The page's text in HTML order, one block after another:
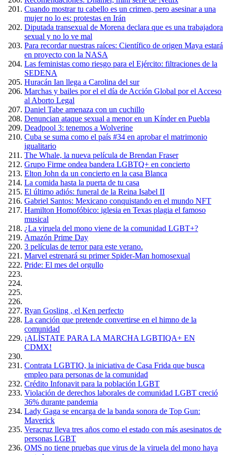
Cuando mostrar tu cabello es un crimen, pero asesinar a una
mujer no lo es: protestas en Irán
Diputada transexual de Morena declara que es una trabajadora
sexual y no lo ve mal
Para recordar nuestras raíces: Científico de origen Maya estará
en proyecto con la NASA
Las feministas como riesgo para el Ejército: filtraciones de la
SEDENA
Huracán Ian llega a Carolina del sur
Marchas y bailes por el el día de Acción Global por el Acceso
al Aborto Legal
Daniel Tabe amenaza con un cuchillo
Denuncian ataque sexual a menor en un Kínder en Puebla
Deadpool 3: tenemos a Wolverine
Cuba se suma como el país #34 en aprobar el matrimonio
igualitario
The Whale, la nueva película de Brendan Fraser
Grupo Firme ondea bandera LGBTQ+ en concierto
Elton John da un concierto en la casa Blanca
La comida hasta la puerta de tu casa
El último adiós: funeral de la Reina Isabel II
Gabriel Santos: Mexicano conquistando en el mundo NFT
Hamilton Homofóbico: iglesia en Texas plagia el famoso
musical
¿La viruela del mono viene de la comunidad LGBT+?
Amazón Prime Day
3 películas de terror para este verano.
Marvel estrenará su primer Spider-Man homosexual
Pride: El mes del orgullo
Ryan Gosling , el Ken perfecto
La canción que pretende convertirse en el himno de la
comunidad
¡ALÍSTATE PARA LA MARCHA LGBTIQA+ EN
CDMX!
Contrata LGBTIQ, la iniciativa de Casa Frida que busca
empleo para personas de la comunidad
Crédito Infonavit para la población LGBT
Violación de derechos laborales de comunidad LGBT creció
36% durante pandemia
Lady Gaga se encarga de la banda sonora de Top Gun:
Maverick
Veracruz lleva tres años como el estado con más asesinatos de
personas LGBT
OMS no tiene pruebas que virus de la viruela del mono haya